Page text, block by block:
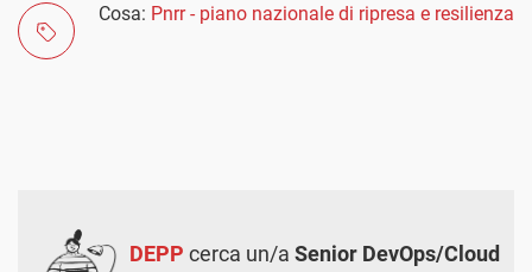
Cosa: Pnrr - piano nazionale di ripresa e resilienza
DEPP cerca un/a Senior DevOps/Cloud